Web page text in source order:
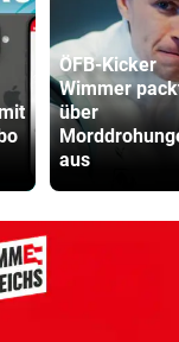
ÖFB-Kicker
Wimmer
über
aus